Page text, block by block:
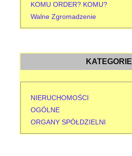
KOMU ORDER? KOMU?
Walne Zgromadzenie
KATEGORIE
NIERUCHOMOŚCI
OGÓLNE
ORGANY SPÓŁDZIELNI